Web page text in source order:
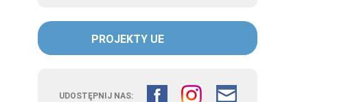
PROJEKTY UE
UDOSTĘPNIJ NAS: